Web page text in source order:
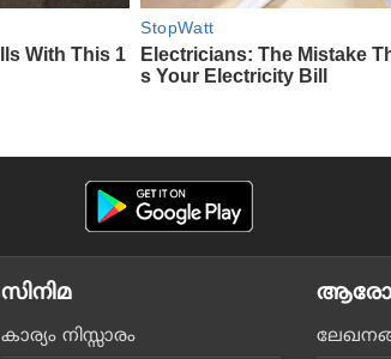
സിനിമ
കാര്യം നിസ്സാരം